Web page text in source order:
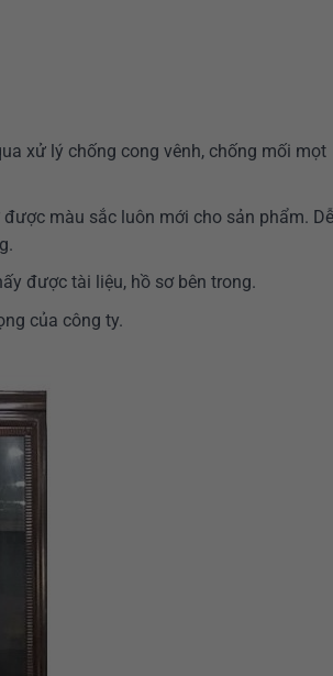
xử lý chống cong vênh, chống mối mọt
màu sắc luôn mới cho sản phẩm. Dễ
được tài liệu, hồ sơ bên trong.
của công ty.